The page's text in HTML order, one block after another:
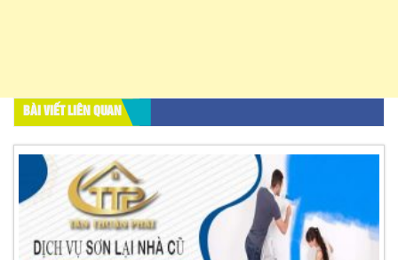
BÀI VIẾT LIÊN QUAN